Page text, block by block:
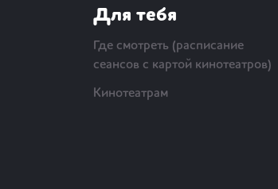
Для тебя
Где смотреть (расписание
сеансов с картой кинотеатров)
Кинотеатрам